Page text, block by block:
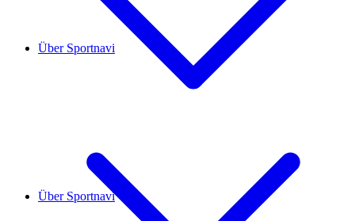
Über Sportnavi
Über Sportnavi